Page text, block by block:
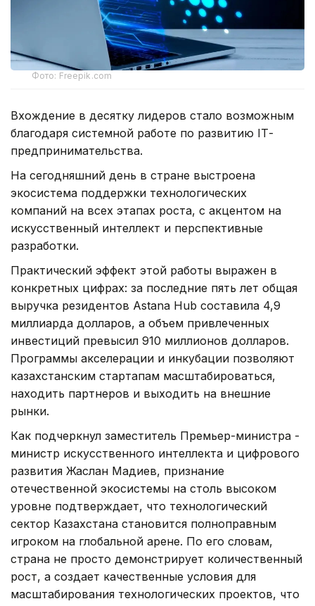
Фото: Freepik.com
Вхождение в десятку лидеров стало возможным
благодаря системной работе по развитию ІТ-
предпринимательства.
На сегодняшний день в стране выстроена
экосистема поддержки технологических
компаний на всех этапах роста, с акцентом на
искусственный интеллект и перспективные
разработки.
Практический эффект этой работы выражен в
конкретных цифрах: за последние пять лет общая
выручка резидентов Astana Hub составила 4,9
миллиарда долларов, а объем привлеченных
инвестиций превысил 910 миллионов долларов.
Программы акселерации и инкубации позволяют
казахстанским стартапам масштабироваться,
находить партнеров и выходить на внешние
рынки.
Как подчеркнул заместитель Премьер-министра -
министр искусственного интеллекта и цифрового
развития Жаслан Мадиев, признание
отечественной экосистемы на столь высоком
уровне подтверждает, что технологический
сектор Казахстана становится полноправным
игроком на глобальной арене. По его словам,
страна не просто демонстрирует количественный
рост, а создает качественные условия для
масштабирования технологических проектов, что